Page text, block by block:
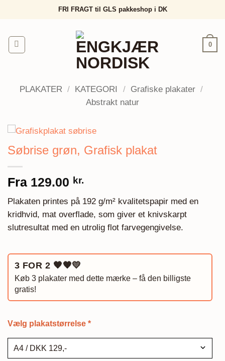
FRI FRAGT til GLS pakkeshop i DK
0
PLAKATER / KATEGORI / Grafiske plakater /
Abstrakt natur
Søbrise grøn, Grafisk plakat
Fra 129.00 kr.
Plakaten printes på 192 g/m² kvalitetspapir med en
kridhvid, mat overflade, som giver et knivskarpt
slutresultat med en utrolig flot farvegengivelse.
3 FOR 2 🧡🧡💛
Køb 3 plakater med dette mærke – få den billigste
gratis!
Vælg plakatstørrelse *